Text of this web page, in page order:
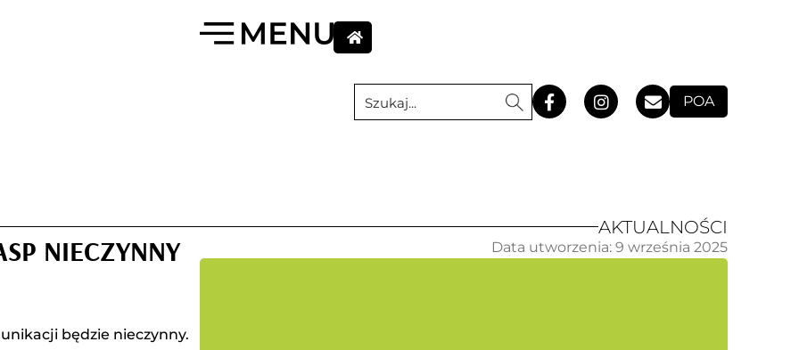
POA
AKTUALNOŚCI
NIECZYNNY
będzie nieczynny.
Data utworzenia: 9 września 2025